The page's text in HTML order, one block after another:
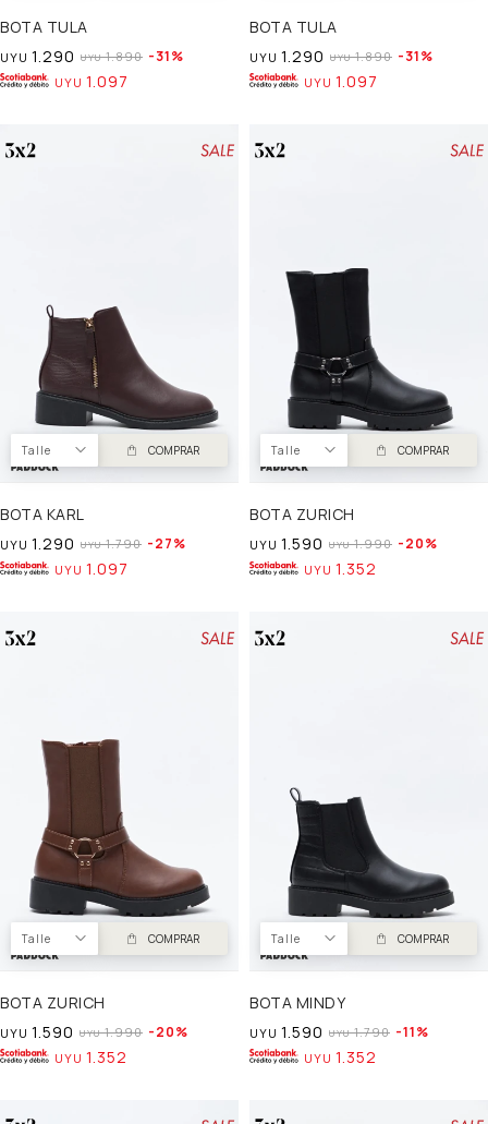
BOTA TULA
UYU 1.290 UYU 1.890 31
UYU 1.097
BOTA TULA
UYU 1.290 UYU 1.890 31
UYU 1.097
Talle COMPRAR
BOTA KARL
UYU 1.290 UYU 1.790 27
UYU 1.097
Talle COMPRAR
BOTA ZURICH
UYU 1.590 UYU 1.990 20
UYU 1.352
Talle COMPRAR
BOTA ZURICH
UYU 1.590 UYU 1.990 20
UYU 1.352
Talle COMPRAR
BOTA MINDY
UYU 1.590 UYU 1.790 11
UYU 1.352